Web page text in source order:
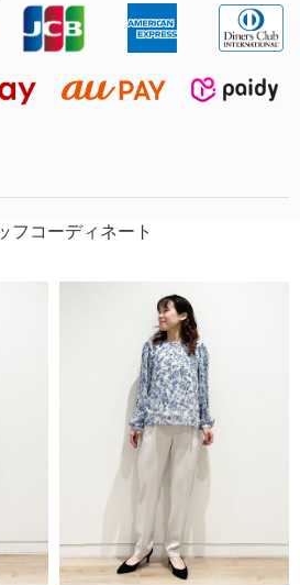
フコーディネート